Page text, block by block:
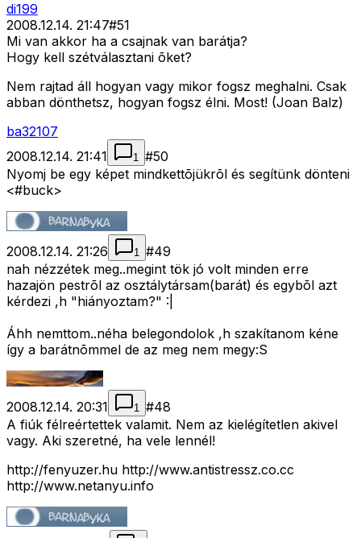
di199
2008.12.14. 21:47#51
Mi van akkor ha a csajnak van barátja?
Hogy kell szétválasztani õket?
Nem rajtad áll hogyan vagy mikor fogsz meghalni. Csak
abban dönthetsz, hogyan fogsz élni. Most! (Joan Balz)
ba32107
2008.12.14. 21:41
1 #50
Nyomj be egy képet mindkettõjükrõl és segítünk dönteni
<#buck>
2008.12.14. 21:26 1 #49
nah nézzétek meg..megint tök jó volt minden erre
hazajön pestrõl az osztálytársam(barát) és egybõl azt
kérdezi ,h "hiányoztam?" :|
Áhh nemttom..néha belegondolok ,h szakítanom kéne
így a barátnõmmel de az meg nem megy:S
2008.12.14. 20:31 1 #48
A fiúk félreértettek valamit. Nem az kielégítetlen akivel
vagy. Aki szeretné, ha vele lennél!
http://fenyuzer.hu http://www.antistressz.co.cc
http://www.netanyu.info